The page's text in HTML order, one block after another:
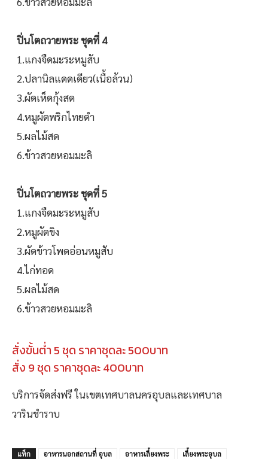
ปิ่นโตถวายพระ ชุดที่ 4
1.แกงจืดมะระหมูสับ
2.ปลานิลแดดเดียว(เนื้อล้วน)
3.ผัดเห็ดกุ้งสด
4.หมูผัดพริกไทยดำ
5.ผลไม้สด
6.ข้าวสวยหอมมะลิ
ปิ่นโตถวายพระ ชุดที่ 5
1.แกงจืดมะระหมูสับ
2.หมูผัดขิง
3.ผัดข้าวโพดอ่อนหมูสับ
4.ไก่ทอด
5.ผลไม้สด
6.ข้าวสวยหอมมะลิ
สั่งขั้นต่ำ 5 ชุด ราคาชุดละ 500บาท
สั่ง 9 ชุด ราคาชุดละ 400บาท
บริการจัดส่งฟรี ในเขตเทศบาลนครอุบลและเทศบาล
วารินชำราบ
แท็ก อาหารนอกสถานที่ อุบล อาหารเลี้ยงพระ เลี้ยงพระอุบล